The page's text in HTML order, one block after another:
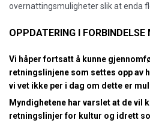
overnattingsmuligheter slik at enda
OPPDATERING I
Vi håper fortsatt å kunne
retningslinjene som settes opp av
vi vet ikke per i dag om dette er
Myndighetene har varslet at de vil
retningslinjer for kultur og idrett